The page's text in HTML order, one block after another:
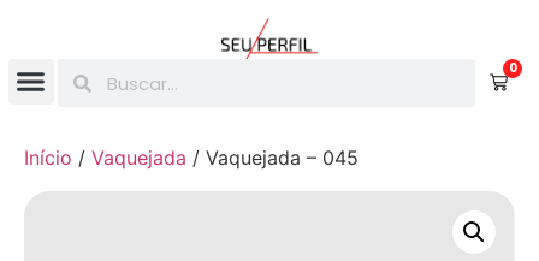
0
Início / Vaquejada / Vaquejada – 045